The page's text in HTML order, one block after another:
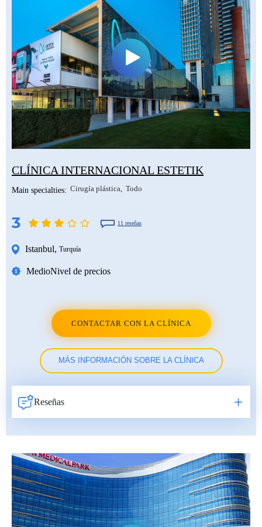
CLÍNICA INTERNACIONAL ESTETIK
Main specialties: Cirugía plástica Todo
3 11 reseñas
Istanbul, Turquía
MedioNivel de precios
CONTACTAR CON LA CLÍNICA
MÁS INFORMACIÓN SOBRE LA CLÍNICA
Reseñas